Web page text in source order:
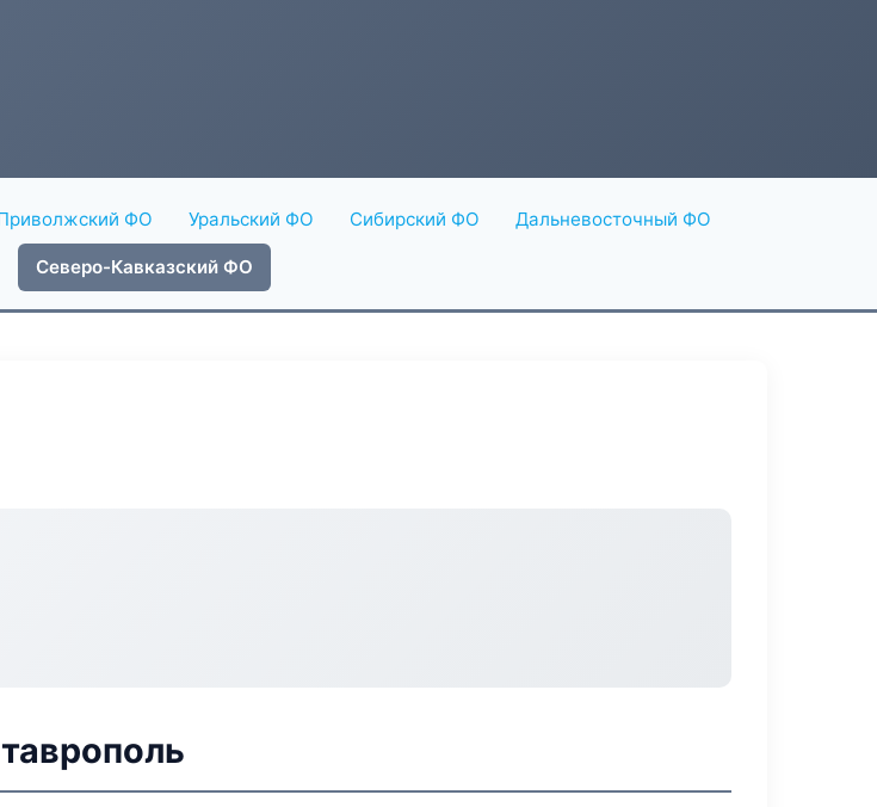
ФО Уральский ФО Сибирский ФО Дальневосточный ФО
Северо-Кавказский ФО